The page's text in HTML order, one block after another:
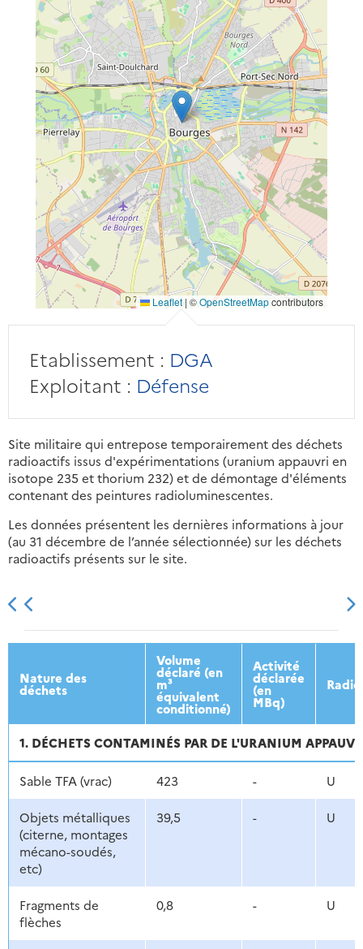
Leaflet | ©OpenStreetMapcontributors
Etablissement : DGA
Exploitant : Défense
Site militaire qui entrepose temporairement des déchets
radioactifs issus d'expérimentations (uranium appauvri en
isotope 235 et thorium 232) et de démontage d'éléments
contenant des peintures radioluminescentes.
Les données présentent les dernières informations à jour
(au 31 décembre de l’année sélectionnée) sur les déchets
radioactifs présents sur le site.
2013 2014 2015 2016
Nature des
déchets
Volume
déclaré (en
m³
équivalent
conditionné)
Activité
déclarée
(en
MBq)
1. DÉCHETS CONTAMINÉS PAR DE L'URANIUM
Sable TFA (vrac) 423 - U
Objets métalliques
(citerne, montages
mécano-soudés,
etc)
39,5 - U
Fragments de
flèches
0,8 - U